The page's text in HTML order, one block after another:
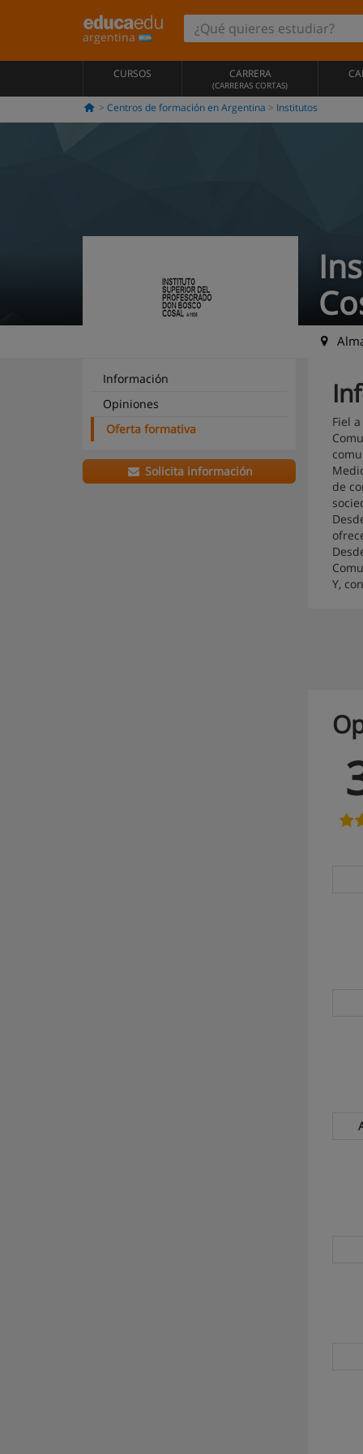
argentina
CURSOS CARRERA
(CARRERAS CORTAS)
Centros de formación en Argentina Institutos
Información
Opiniones
Oferta formativa
Solicita información
Fiel
de
Y,